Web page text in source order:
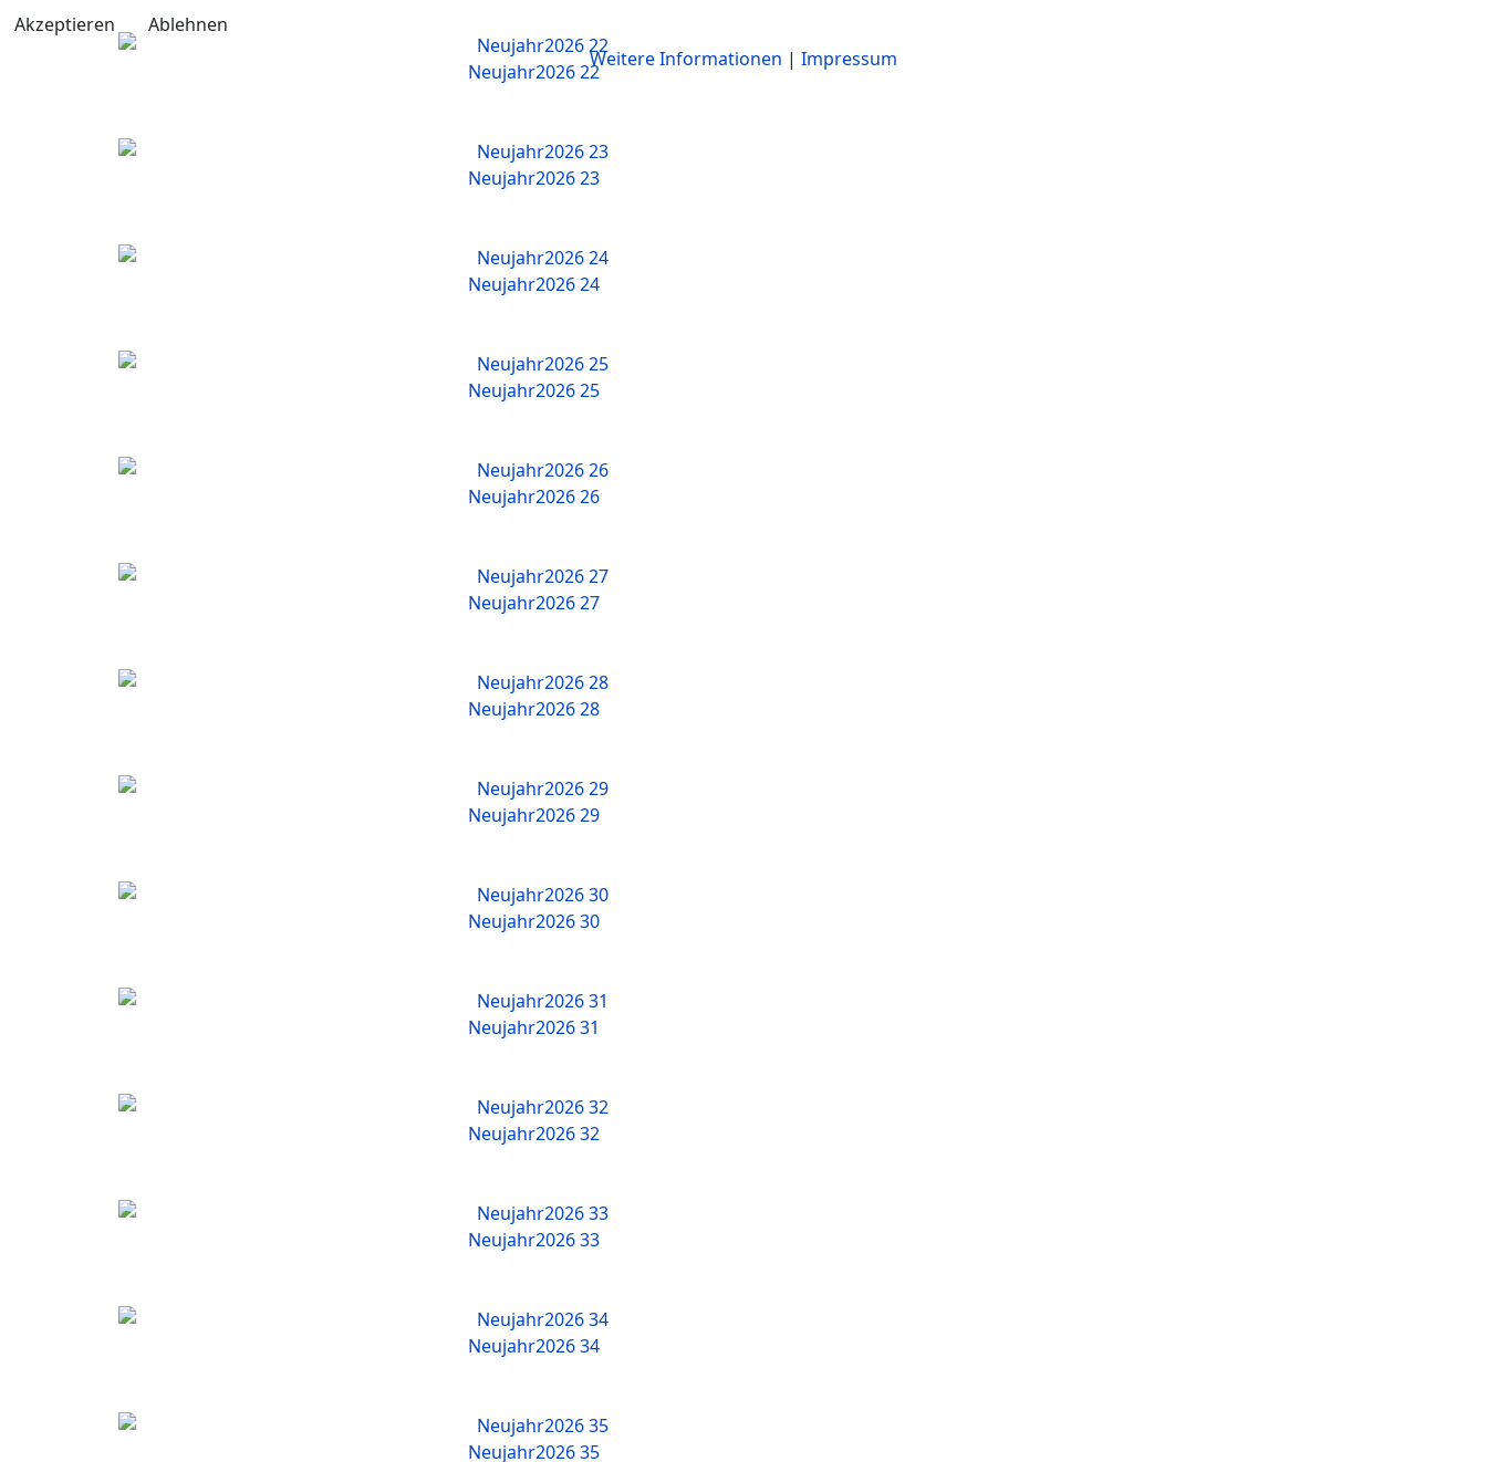
Neujahr2026 22
Neujahr2026 23
Neujahr2026 24
Neujahr2026 25
Neujahr2026 26
Neujahr2026 27
Neujahr2026 28
Neujahr2026 29
Neujahr2026 30
Neujahr2026 31
Neujahr2026 32
Neujahr2026 33
Neujahr2026 34
Neujahr2026 35
Akzeptieren
Ablehnen
Weitere Informationen | Impressum